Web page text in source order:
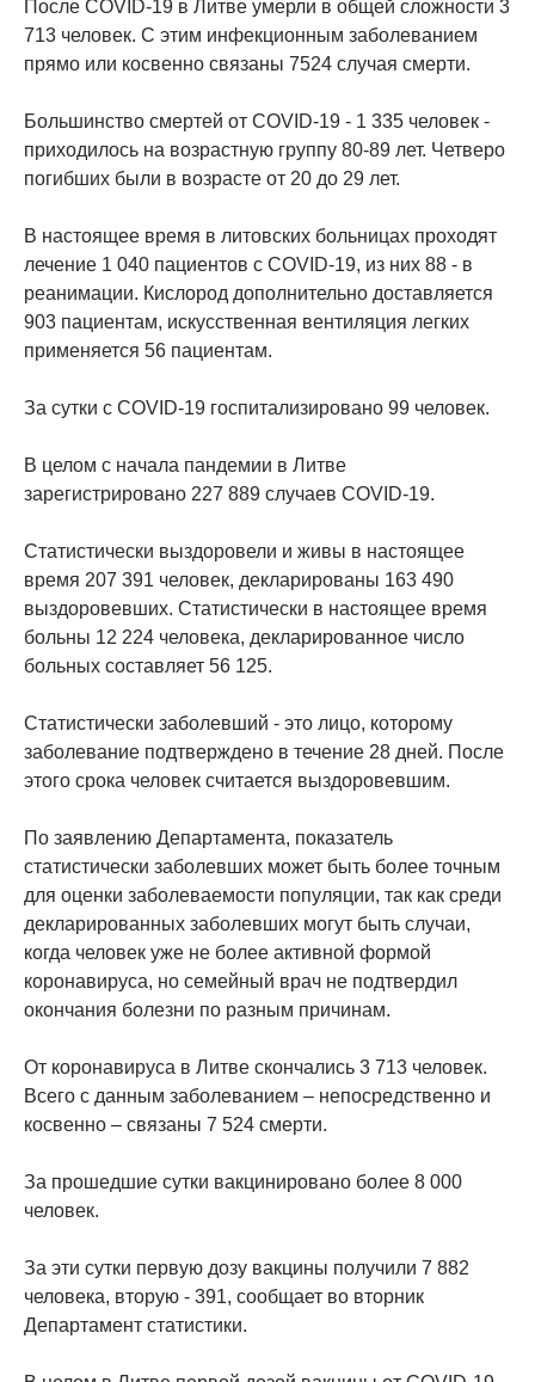
После COVID-19 в Литве умерли в общей сложности 3
713 человек. С этим инфекционным заболеванием
прямо или косвенно связаны 7524 случая смерти.
Большинство смертей от COVID-19 - 1 335 человек -
приходилось на возрастную группу 80-89 лет. Четверо
погибших были в возрасте от 20 до 29 лет.
В настоящее время в литовских больницах проходят
лечение 1 040 пациентов с COVID-19, из них 88 - в
реанимации. Кислород дополнительно доставляется
903 пациентам, искусственная вентиляция легких
применяется 56 пациентам.
За сутки с COVID-19 госпитализировано 99 человек.
В целом с начала пандемии в Литве
зарегистрировано 227 889 случаев COVID-19.
Статистически выздоровели и живы в настоящее
время 207 391 человек, декларированы 163 490
выздоровевших. Статистически в настоящее время
больны 12 224 человека, декларированное число
больных составляет 56 125.
Статистически заболевший - это лицо, которому
заболевание подтверждено в течение 28 дней. После
этого срока человек считается выздоровевшим.
По заявлению Департамента, показатель
статистически заболевших может быть более точным
для оценки заболеваемости популяции, так как среди
декларированных заболевших могут быть случаи,
когда человек уже не более активной формой
коронавируса, но семейный врач не подтвердил
окончания болезни по разным причинам.
От коронавируса в Литве скончались 3 713 человек.
Всего с данным заболеванием – непосредственно и
косвенно – связаны 7 524 смерти.
За прошедшие сутки вакцинировано более 8 000
человек.
За эти сутки первую дозу вакцины получили 7 882
человека, вторую - 391, сообщает во вторник
Департамент статистики.